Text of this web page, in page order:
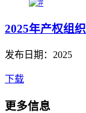
2025年产权组
发布日期：2025
下载
更多信息